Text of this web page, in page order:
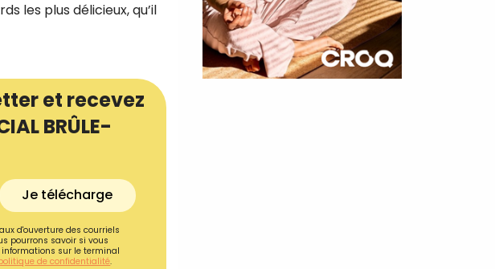
les plus délicieux, qu’il
et recevez
BRÛLE-
Je télécharge
d'ouverture des courriels
pourrons savoir si vous
sur le terminal
de confidentialité.
gratuitement 180
de CROQ
promotionnelle de